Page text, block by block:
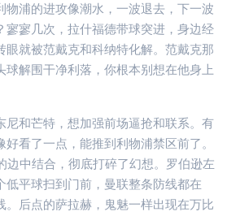
物浦的进攻像潮水，一波退去，下一波
寥寥几次，拉什福德带球突进，身边经
眼就被范戴克和科纳特化解。范戴克那
球解围干净利落，你根本别想在他身上
尼和芒特，想加强前场逼抢和联系。有
看了一点，能推到利物浦禁区前了。
边中结合，彻底打碎了幻想。罗伯逊左
低平球扫到门前，曼联整条防线都在
。后点的萨拉赫，鬼魅一样出现在万比